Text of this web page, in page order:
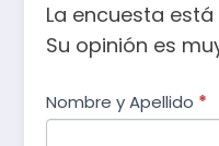
La encuesta
Su opinión es
encuesta
Nombre y Apellido *
Si
eres